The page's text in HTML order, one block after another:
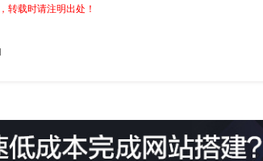
转载时请注明出处！